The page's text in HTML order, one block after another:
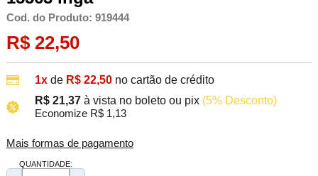
Cod. do Produto: 919444
R$ 22,50
1xde R$ 22,50 no cartão de crédito
R$ 21,37 à vista no boleto ou pix (5% Desconto)
Economize R$ 1,13
Mais formas de pagamento
QUANTIDADE: